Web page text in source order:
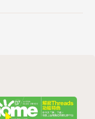
整合，這就是另
一個大C世代
時也會連結到市
）產品上。